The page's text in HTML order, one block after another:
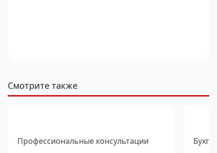
Смотрите также
Профессиональные консультации